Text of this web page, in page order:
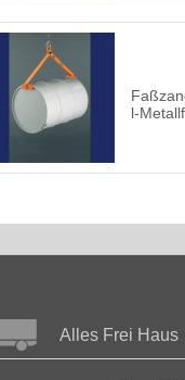
l-
Alles Frei Haus